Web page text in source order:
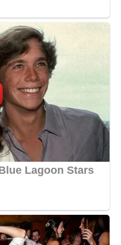
la Première dame
faire des créateurs
et résolument
assumée et